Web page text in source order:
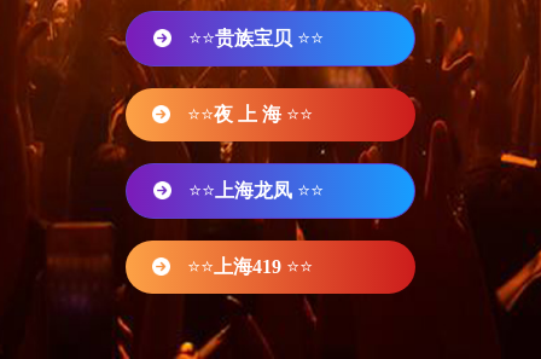
⭐⭐贵族宝贝 ⭐⭐
⭐⭐夜 上 海 ⭐⭐
⭐⭐ 上海龙凤 ⭐⭐
⭐⭐ 上海419 ⭐⭐